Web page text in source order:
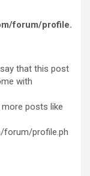
forum/profile.
that this post
with
posts like
forum/profile.ph